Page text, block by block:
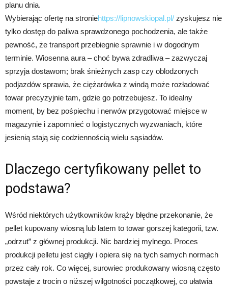
planu dnia.
Wybierając ofertę na stroniehttps://lipnowskiopal.pl/ zyskujesz nie
tylko dostęp do paliwa sprawdzonego pochodzenia, ale także
pewność, że transport przebiegnie sprawnie i w dogodnym
terminie. Wiosenna aura – choć bywa zdradliwa – zazwyczaj
sprzyja dostawom; brak śnieżnych zasp czy oblodzonych
podjazdów sprawia, że ciężarówka z windą może rozładować
towar precyzyjnie tam, gdzie go potrzebujesz. To idealny
moment, by bez pośpiechu i nerwów przygotować miejsce w
magazynie i zapomnieć o logistycznych wyzwaniach, które
jesienią stają się codziennością wielu sąsiadów.
Dlaczego certyfikowany pellet to
podstawa?
Wśród niektórych użytkowników krąży błędne przekonanie, że
pellet kupowany wiosną lub latem to towar gorszej kategorii, tzw.
„odrzut” z głównej produkcji. Nic bardziej mylnego. Proces
produkcji pelletu jest ciągły i opiera się na tych samych normach
przez cały rok. Co więcej, surowiec produkowany wiosną często
powstaje z trocin o niższej wilgotności początkowej, co ułatwia